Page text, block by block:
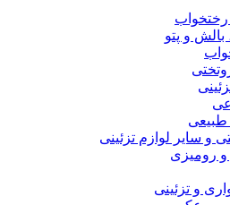
و پتو
طبیعی
و سایر لوازم تزئینی
و رومیزی
و تزئینی